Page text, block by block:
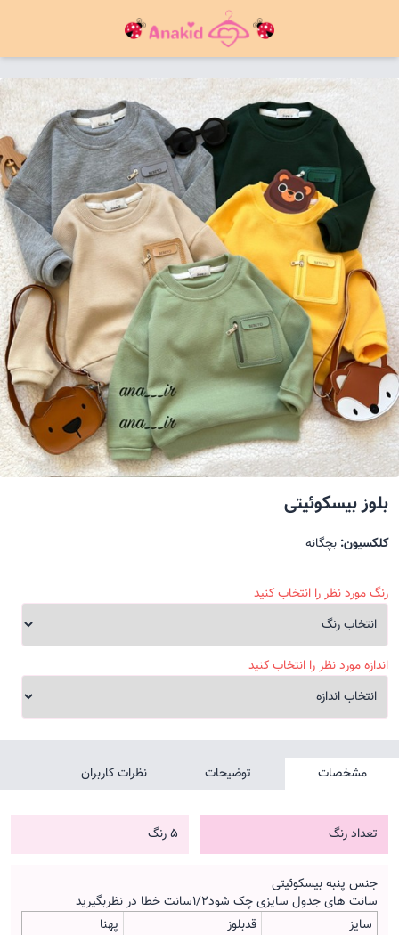
بلوز بیسکوئیتی
کلکسیون: بچگانه
رنگ مورد نظر را انتخاب کنید
اندازه مورد نظر را انتخاب کنید
مشخصات توضیحات نظرات کاربران
تعداد رنگ 5 رنگ
جنس پنبه بیسکوئیتی
سانت های جدول سایزی چک شود۱/۲سانت خطا در نظربگیرید
سایز
قدبلوز
پهنا